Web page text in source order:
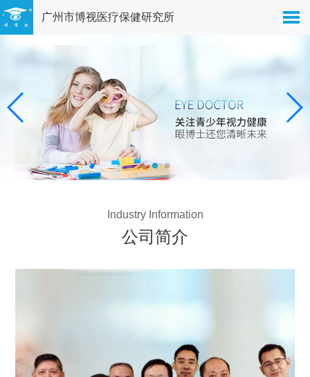
广州市博视医疗保健研究所
Industry Information
公司简介